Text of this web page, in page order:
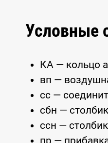
Условные
КА — кольцо
вп —
сс —
сбн —
ссн —
пр —